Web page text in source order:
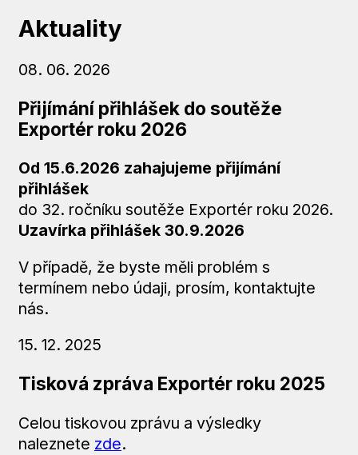
Aktuality
08. 06. 2026
Přijímání přihlášek do soutěže
Exportér roku 2026
Od 15.6.2026 zahajujeme přijímání
přihlášek
do 32. ročníku soutěže Exportér roku 2026.
Uzavírka přihlášek 30.9.2026
V případě, že byste měli problém s
termínem nebo údaji, prosím, kontaktujte
nás.
15. 12. 2025
Tisková zpráva Exportér roku 2025
Celou tiskovou zprávu a výsledky
naleznete zde.